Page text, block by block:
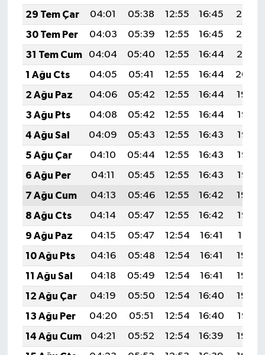
29 Tem Çar
04:01 05:38 12:55 16:45
20:03
30 Tem Per
04:03 05:39 12:55 16:45
20:02
31 Tem Cum
04:04 05:40 12:55 16:44
20:01
1 Ağu Cts
04:05 05:41 12:55 16:44
20:00
2 Ağu Paz
04:06 05:42 12:55 16:44
19:59
3 Ağu Pts
04:08 05:42 12:55 16:44
19:58
4 Ağu Sal
04:09 05:43 12:55 16:43
19:57
5 Ağu Çar
04:10 05:44 12:55 16:43
19:56
6 Ağu Per
04:11 05:45 12:55 16:43
19:55
7 Ağu Cum
04:13 05:46 12:55 16:42
19:54
8 Ağu Cts
04:14 05:47 12:55 16:42
19:53
9 Ağu Paz
04:15 05:47 12:54 16:41
19:51
10 Ağu Pts
04:16 05:48 12:54 16:41
19:50
11 Ağu Sal
04:18 05:49 12:54 16:41
19:49
12 Ağu Çar
04:19 05:50 12:54 16:40
19:48
13 Ağu Per
04:20 05:51 12:54 16:40
19:47
14 Ağu Cum
04:21 05:52 12:54 16:39
19:46